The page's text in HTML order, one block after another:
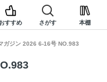
おすすめ さがす 本棚
ガジン 2026 6-16号 NO.983